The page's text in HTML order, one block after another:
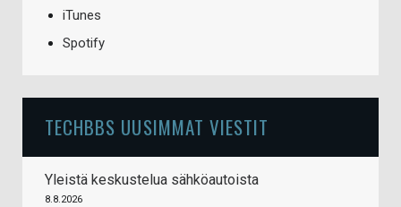
iTunes
Spotify
TECHBBS UUSIMMAT VIESTIT
Yleistä keskustelua sähköautoista
8.8.2026